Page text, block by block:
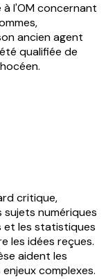
l'OM concernant
ancien agent
qualifiée de
critique,
sujets numériques
et les statistiques
les idées reçues.
aident les
complexes.